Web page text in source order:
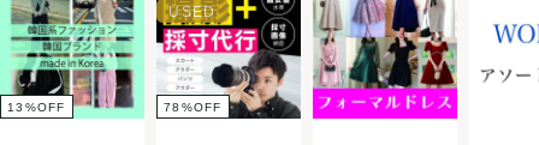
兵庫県から出荷
13 %OFF 78 %OFF